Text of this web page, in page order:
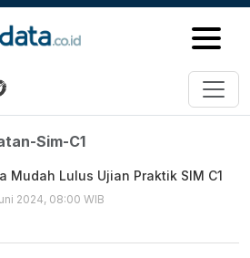
C1
Sim-C1
Mudah Lulus Ujian Praktik SIM C1
2024, 08:00 WIB